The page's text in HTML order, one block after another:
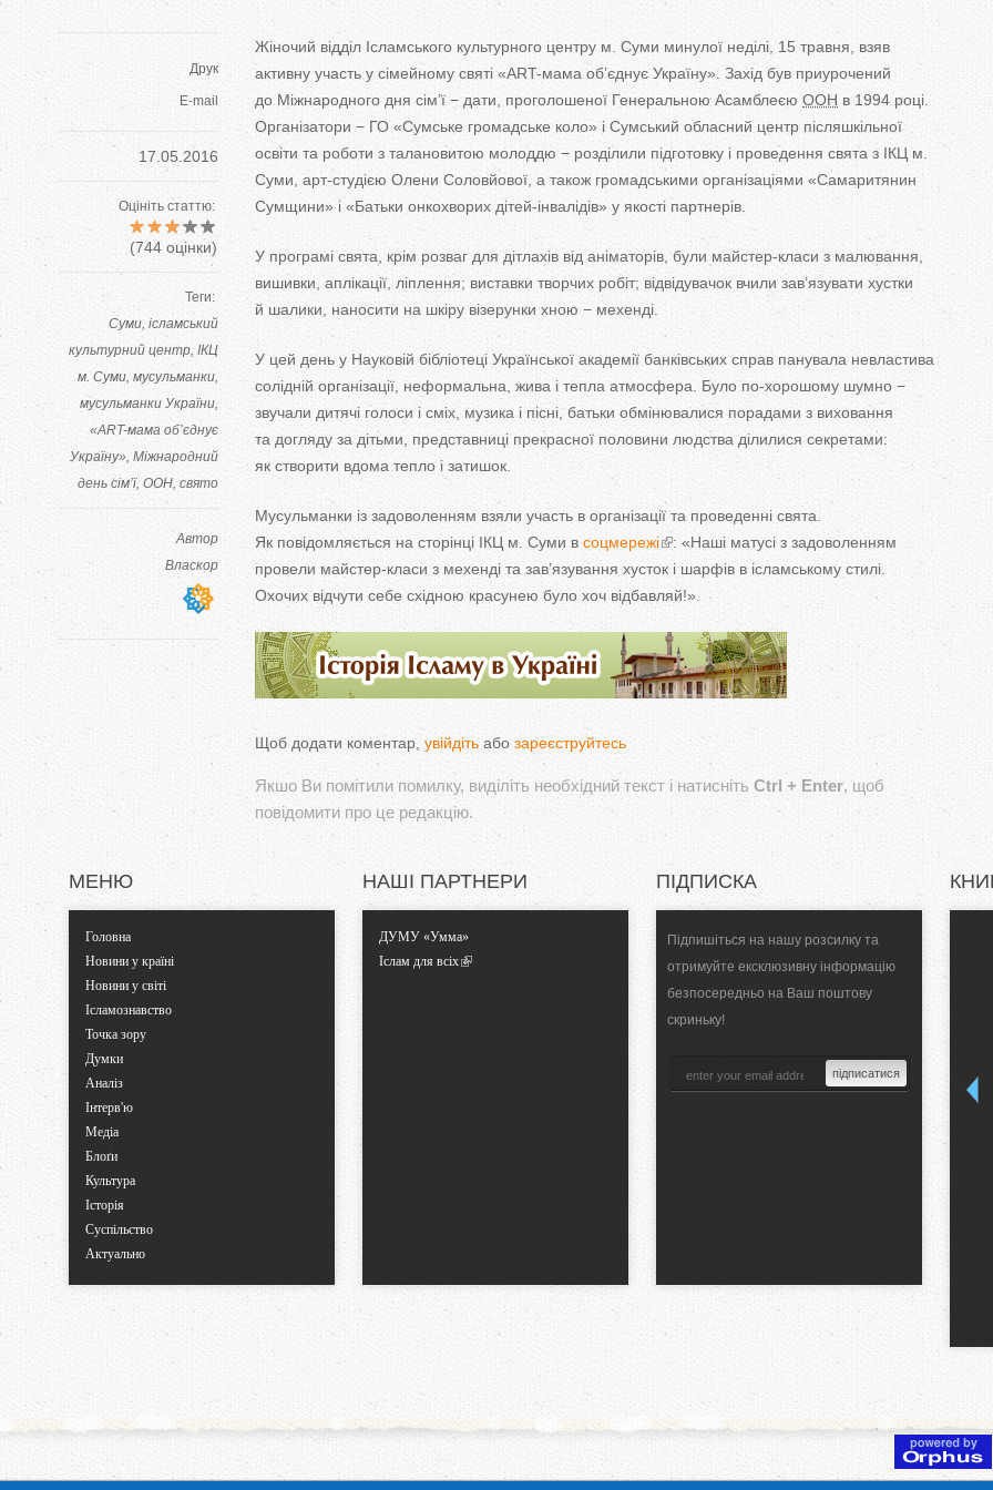
Друк
E-mail
17.05.2016
Оцініть статтю:
(744 оцінки)
Теги:
Суми ісламський
культурний центр ІКЦ
м. Суми мусульманки
мусульманки України
«ART-мама об’єднує
Україну» Міжнародний
день сім’ї ООН свято
Автор
Власкор
Жіночий відділ Ісламського культурного центру м. Суми минулої неділі, 15 травня, взяв
активну участь у сімейному святі «ART-мама об’єднує Україну» . Захід був приурочений
до Міжнародного дня сім’ї − дати, проголошеної Генеральною Асамблеєю ООН в 1994 році.
Організатори − ГО «Сумське громадське коло» і Сумський обласний центр післяшкільної
освіти та роботи з талановитою молоддю − розділили підготовку і проведення свята з ІКЦ м.
Суми, арт-студією Олени Соловйової, а також громадськими організаціями «Самаритянин
Сумщини» і «Батьки онкохворих дітей-інвалідів» у якості партнерів.
У програмі свята, крім розваг для дітлахів від аніматорів, були майстер-класи з малювання,
вишивки, аплікації, ліплення; виставки творчих робіт; відвідувачок вчили зав’язувати хустки
й шалики, наносити на шкіру візерунки хною − мехенді.
У цей день у Науковій бібліотеці Української академії банківських справ панувала невластива
солідній організації, неформальна, жива і тепла атмосфера. Було по-хорошому шумно −
звучали дитячі голоси і сміх, музика і пісні, батьки обмінювалися порадами з виховання
та догляду за дітьми, представниці прекрасної половини людства ділилися секретами:
як створити вдома тепло і затишок.
Мусульманки із задоволенням взяли участь в організації та проведенні свята.
Як повідомляється на сторінці ІКЦ м. Суми в соцмережі : «Наші матусі з задоволенням
провели майстер-класи з мехенді та зав’язування хусток і шарфів в ісламському стилі.
Охочих відчути себе східною красунею було хоч відбавляй!»
Щоб додати коментар, увійдіть або зареєструйтесь
Якшо Ви помітили помилку, виділіть необхідний текст і натисніть Ctrl + Enter, щоб
повідомити про це редакцію.
T
b
s
МЕНЮ
Головна
Новини у країні
Новини у світі
Ісламознавство
Точка зору
Думки
Аналіз
Інтерв'ю
Медіа
Блоґи
Культура
Історія
Суспільство
Актуально
НАШІ ПАРТНЕРИ
ДУМУ «Умма»
Іслам для всіх
ПІДПИСКА
Підпишіться на нашу розсилку та
отримуйте ексклюзивну інформацію
безпосередньо на Ваш поштову
скриньку!